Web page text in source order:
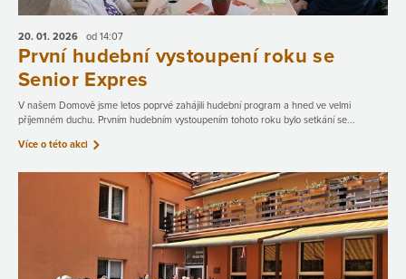
20. 01. 2026 od 14:07
První hudební vystoupení roku se
Senior Expres
V našem Domově jsme letos poprvé zahájili hudební program a hned ve velmi
příjemném duchu. Prvním hudebním vystoupením tohoto roku bylo setkání se...
Více o této akci